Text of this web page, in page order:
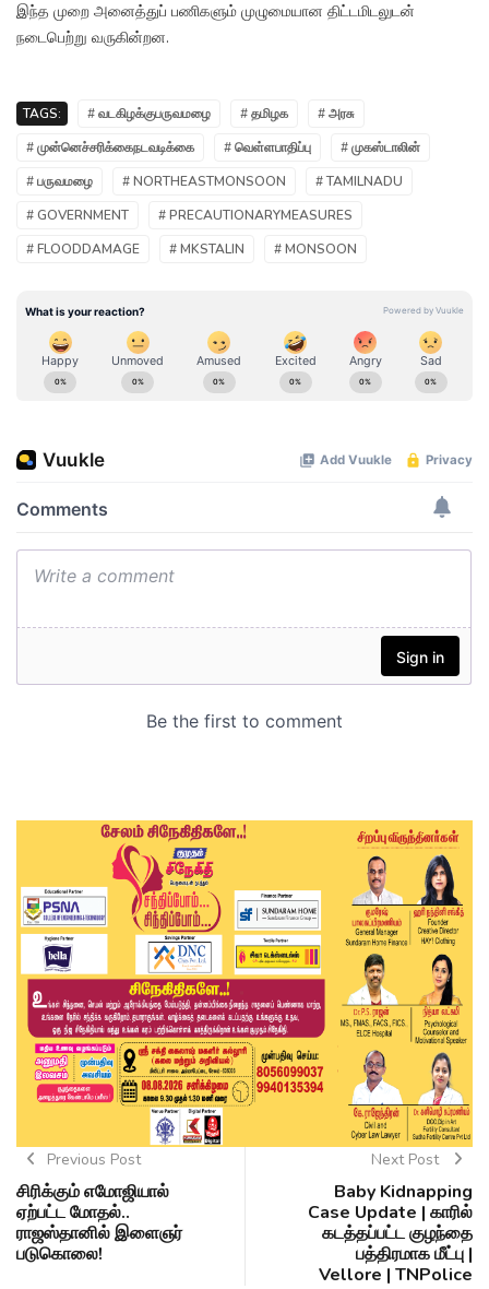
இந்த முறை அனைத்துப் பணிகளும் முழுமையான திட்டமிடலுடன்
நடைபெற்று வருகின்றன.
TAGS: # வடகிழக்குபருவமழை # தமிழக
# அரசு
# முன்னெச்சரிக்கைநடவடிக்கை
# வெள்ளபாதிப்பு
# முகஸ்டாலின்
# பருவமழை
# NORTHEASTMONSOON
# TAMILNADU
# GOVERNMENT
# PRECAUTIONARYMEASURES
# FLOODDAMAGE
# MKSTALIN # MONSOON
Previous Post
சிரிக்கும் எமோஜியால்
ஏற்பட்ட மோதல்..
ராஜஸ்தானில் இளைஞர்
படுகொலை!
Next Post
Baby Kidnapping
Case Update | காரில்
கடத்தப்பட்ட குழந்தை
பத்திரமாக மீட்பு |
Vellore | TNPolice